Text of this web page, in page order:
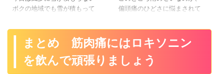
注意点を説明するよ
ボクの地域でも雪が積もって
りんでケガをなさらぬように
気をつけて！ 夜中で滑るとい
うのに犬の散歩にいった、こ
んばんわYoshiです。 寒い時期
といえば、もうすぐ確定申告
目のある市販薬を紹介
偏頭痛のひどさに悩まされて
た吸いだしてから悪循環のよ
うに酷くなっているような
こんにちは ボクです。 雨が
降りそうな日とか、「このま
まとめ 筋肉痛にはロキソニン
を飲んで頑張りましょう